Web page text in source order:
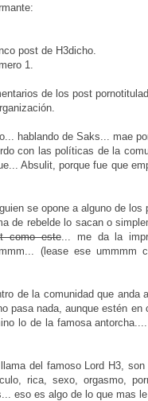
post de H3dicho.
1.
de los post
hablando de Saks... mae
con las políticas de la
Absulit, porque fue que
se opone a alguno de los
de rebelde lo sacan o
como este... me da la
(lease ese
de la comunidad que anda
pasa nada, aunque estén
lo de la famosa
del famoso Lord H3,
rica, sexo, orgasmo,
eso es algo de lo que mas